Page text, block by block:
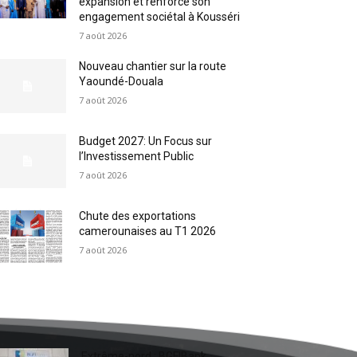
engagement sociétal à Kousséri
7 août 2026
Nouveau chantier sur la route
Yaoundé-Douala
7 août 2026
Budget 2027: Un Focus sur
l’Investissement Public
7 août 2026
Chute des exportations
camerounaises au T1 2026
7 août 2026